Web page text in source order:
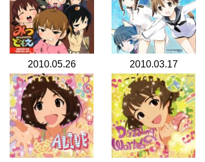
2010.05.26 2010.03.17